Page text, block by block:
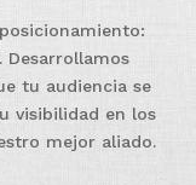
Desarrollamos
tu audiencia se
visibilidad en los
mejor aliado.